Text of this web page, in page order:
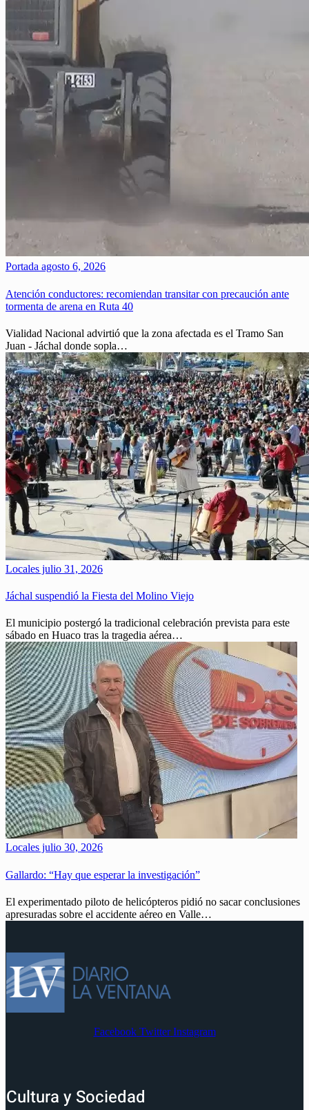
Portada agosto 6, 2026
Atención conductores: recomiendan transitar con precaución ante
tormenta de arena en Ruta 40
Vialidad Nacional advirtió que la zona afectada es el Tramo San
Juan - Jáchal donde sopla…
Locales julio 31, 2026
Jáchal suspendió la Fiesta del Molino Viejo
El municipio postergó la tradicional celebración prevista para este
sábado en Huaco tras la tragedia aérea…
Locales julio 30, 2026
Gallardo: “Hay que esperar la investigación”
El experimentado piloto de helicópteros pidió no sacar conclusiones
apresuradas sobre el accidente aéreo en Valle…
Facebook Twitter Instagram
Cultura y Sociedad